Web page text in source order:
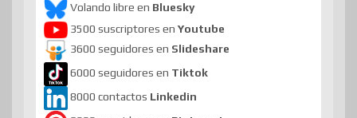
Volando libre en Bluesky
3500 suscriptores en Youtube
3600 seguidores en Slideshare
6000 seguidores en Tiktok
8000 contactos Linkedin